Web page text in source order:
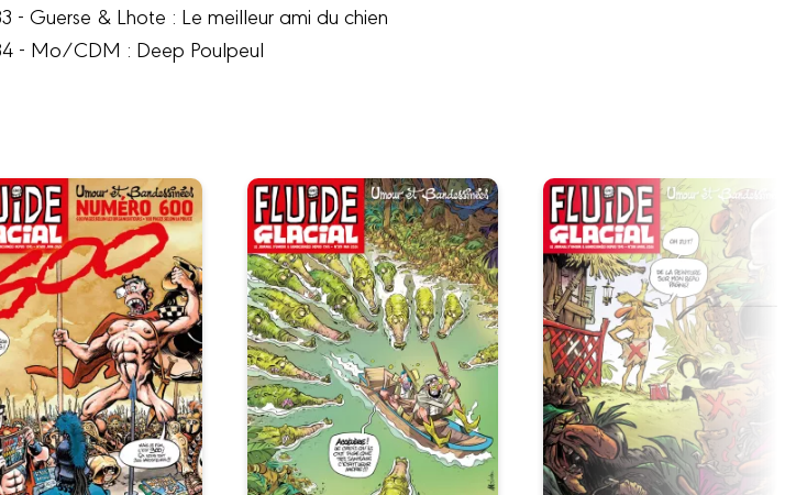
- Guerse & Lhote : Le meilleur ami du chien
- Mo/CDM : Deep Poulpeul